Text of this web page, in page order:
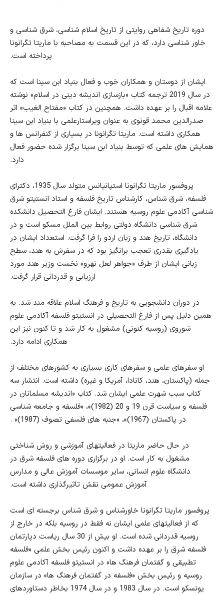
دوره تاریخ شفاهی روایتی از تاریخ اسلام شناسی، شرق شناسی و
خاور شناسی دارد، که در این قسمت به مصاحبه با ماریتا تگرانونا
پرداخته است.
ایشان از دوستان و همکاران خوب و فعال بنیاد ابن سینا است که
در سال 2019 ترجمه کتاب «بازسازی اندیشه دینی در اسلام» نوشته
علامه اقبال را بر عهده داشت. همچنین در کتاب «مفتاح الغیب» اثر
صدرالدین محمد قونوی به عنوان ویراستارعلمی با بنیاد ابن سینا
همکاری داشته است. ماریتا تگرانونا در بسیاری از کنفرانس ها و
همایش های علمی که توسط بنیاد ابن سینا برگزار شده حضور فعال
دارد.
پروفسور ماریتا تگرانونا استپانیانس متولد سال 1935، دکترای
فلسفه، شرق شناس، کارشناس تاریخ فلسفه و استاد انستیتو شرق
شناسی آکادمی علوم روسیه هستند. ایشان فارغ التحصیل دانشکده
شرق شناسی دانشگاه دولتی روابط بین الملل مسکو است و در
دانشگاه، تاریخ هند و زبان اردو را فرا گرفت. استعداد ایشان در
یادگیری بقدری تعجب برانگیز بود که در سفرش به هند، سطح
زبانی ایشان از طرف «جواهر لعل نهرو» نخست وزیر هند مورد
ارزیابی و قدردانی قرار گرفت.
در دوران دانشجویی به تاریخ و فرهنگ اسلام علاقه مند شد. به
همین دلیل پس از فارغ التحصیلی در انستیتو فلسفه آکادمی علوم
شوروی (روسیه کنونی) مشغول به کار شد و تا کنون نیز این
همکاری ادامه دارد.
او سفرهای علمی و سفرهای کاری بسیاری به کشورهای مختلف از
جمله (پاکستان، هند، کانادا، آمریکا و غیره) داشته است. انتشار سه
کتاب سبب شهرت علمی ایشان شد. کتاب «اندیشه مسلمانان در
فلسفه و سیاست قرن 19 و 20 (1982)»، «فلسفه و جامعه شناسی
در پاکستان (1967)»، «جنبه های فلسفی تصوف (1987)» .
در حال حاضر ماریتا در فعالیتهای آموزشی و روش شناختی
مشغول به کار است. او در برگزاری دوره های فلسفه شرق در
دانشگاه علوم انسانی، سایر موسسات آموزش عالی و مدارس
آموزش عمومی نقش تاثیرگذاری داشته است.
پروفسور ماریتا تگرانونا خاورشناس و شرق شناس برجسته ای است
که از فعالیتهای علمی ایشان نه فقط در روسیه بلکه در خارج از
روسیه قدردانی شده است. او بیش از 30 سال ریاست دپارتمان
فلسفه شرق را بر عهده داشت و اکنون رئیس بخش علمی «فلسفه
تطبیقی و گفتمان فرهنگ ها» در انستیتو فلسفه آکادمی علوم
روسیه و رئیس بخش «فلسفه در گفتمان فرهنگ ها» در سازمان
یونسکو است. در سال 1983 و در سال 1974 بخاطر دستاوردهای